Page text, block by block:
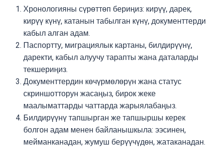
Хронологияны сүрөттөп бериңиз: кирүү, дарек,
кирүү күнү, катанын табылган күнү, документтерди
кабыл алган адам.
Паспортту, миграциялык картаны, билдирүүнү,
даректи, кабыл алуучу тарапты жана даталарды
текшериңиз.
Документтердин көчүрмөлөрүн жана статус
скриншотторун жасаңыз, бирок жеке
маалыматтарды чаттарда жарыялабаңыз.
Билдирүүнү тапшырган же тапшыршы керек
болгон адам менен байланышкыла: ээсинен,
мейманканадан, жумуш берүүчүдөн, жатаканадан.